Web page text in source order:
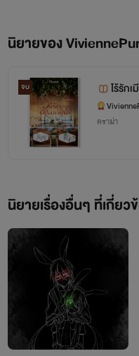
ร.ต.อเอกพลนายตำรว
ตัวเองโดยการเป็นตำรวจภ
การตายของพิมพ์ดาวแฟน
สาวต่างมารดาอีก
เกิดจากควา
อ่านนิย
จนเกิดเป็นแ
ยังไงก็ขอฝา
ฝากเนื้
ถ้ามีอะไร
ค่ะ
นิยายของ
จบ ไร้รัก
ดราม่า
นิยายเรื่องอื่นๆ ที่เกี่ยว